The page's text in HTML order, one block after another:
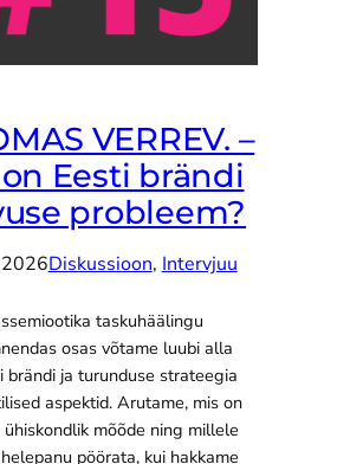
VERREV. –
Eesti brändi
probleem?
Diskussioon, Intervjuu
taskuhäälingu
osas võtame luubi alla
brändi ja turunduse strateegia
aspektid. Arutame, mis on
ühiskondlik mõõde ning millele
pöörata, kui hakkame